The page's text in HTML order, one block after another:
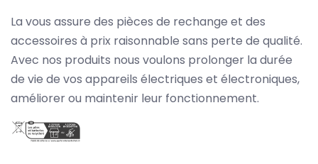
La vous assure des pièces de rechange et des
accessoires à prix raisonnable sans perte de qualité.
Avec nos produits nous voulons prolonger la durée
de vie de vos appareils électriques et électroniques,
améliorer ou maintenir leur fonctionnement.